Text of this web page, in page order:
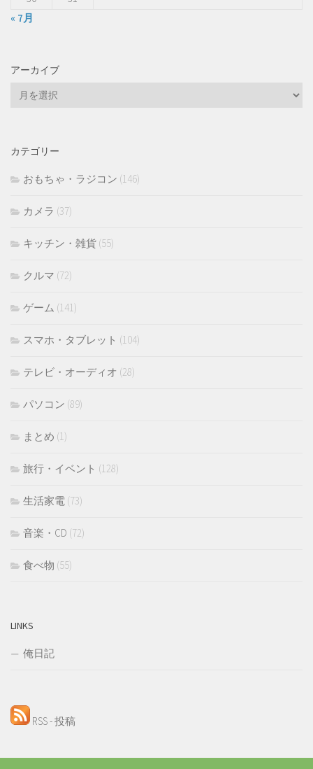
« 7月
アーカイブ
ブ
カテゴリー
おもちゃ・ラジコン (146)
カメラ (37)
キッチン・雑貨 (55)
クルマ (72)
ゲーム (141)
スマホ・タブレット (104)
テレビ・オーディオ (28)
パソコン (89)
まとめ (1)
旅行・イベント (128)
生活家電 (73)
音楽・CD (72)
食べ物 (55)
LINKS
俺日記
RSS - 投稿